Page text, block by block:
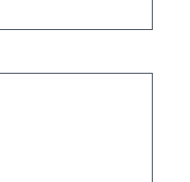
Ausnahme
(z.T.
genannt) mit
dies